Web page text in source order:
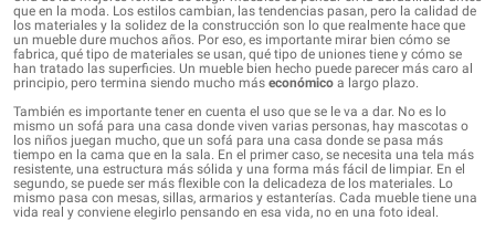
que en la moda. Los estilos cambian, las tendencias pasan, pero la calidad de
los materiales y la solidez de la construcción son lo que realmente hace que
un mueble dure muchos años. Por eso, es importante mirar bien cómo se
fabrica, qué tipo de materiales se usan, qué tipo de uniones tiene y cómo se
han tratado las superficies. Un mueble bien hecho puede parecer más caro al
principio, pero termina siendo mucho más económico a largo plazo.
También es importante tener en cuenta el uso que se le va a dar. No es lo
mismo un sofá para una casa donde viven varias personas, hay mascotas o
los niños juegan mucho, que un sofá para una casa donde se pasa más
tiempo en la cama que en la sala. En el primer caso, se necesita una tela más
resistente, una estructura más sólida y una forma más fácil de limpiar. En el
segundo, se puede ser más flexible con la delicadeza de los materiales. Lo
mismo pasa con mesas, sillas, armarios y estanterías. Cada mueble tiene una
vida real y conviene elegirlo pensando en esa vida, no en una foto ideal.